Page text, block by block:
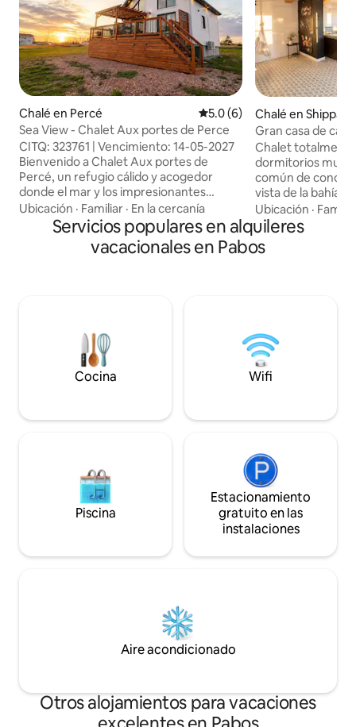
Chalé en Percé Calificación promedio: 5.0
5.0 (6)
Sea View - Chalet Aux portes de Perce
CITQ: 323761 | Vencimiento: 14-05-2027
Bienvenido a Chalet Aux portes de
Percé, un refugio cálido y acogedor
donde el mar y los impresionantes
paisajes de la península de Gaspé son los
protagonistas. Ubicado a pocos minutos
de las emblemáticas atracciones de
Percé, este chalet te invita a relajarte y
relajarse y explorar uno de los lugares
más bellos de Quebec
Ubicación · Familiar · En la cercanía
Chalé en
Gran casa de
la playa
Chalet
dormitorios muy
común de
vista de la bahía
playa cercana
pescar lubina
propiedad
Disponible por
Oportunidades
deportes
Ubicación ·
Servicios populares en alquileres
vacacionales en Pabos
Cocina Wifi
Piscina
Estacionamiento
gratuito en las
instalaciones
Aire acondicionado
Otros alojamientos para vacaciones